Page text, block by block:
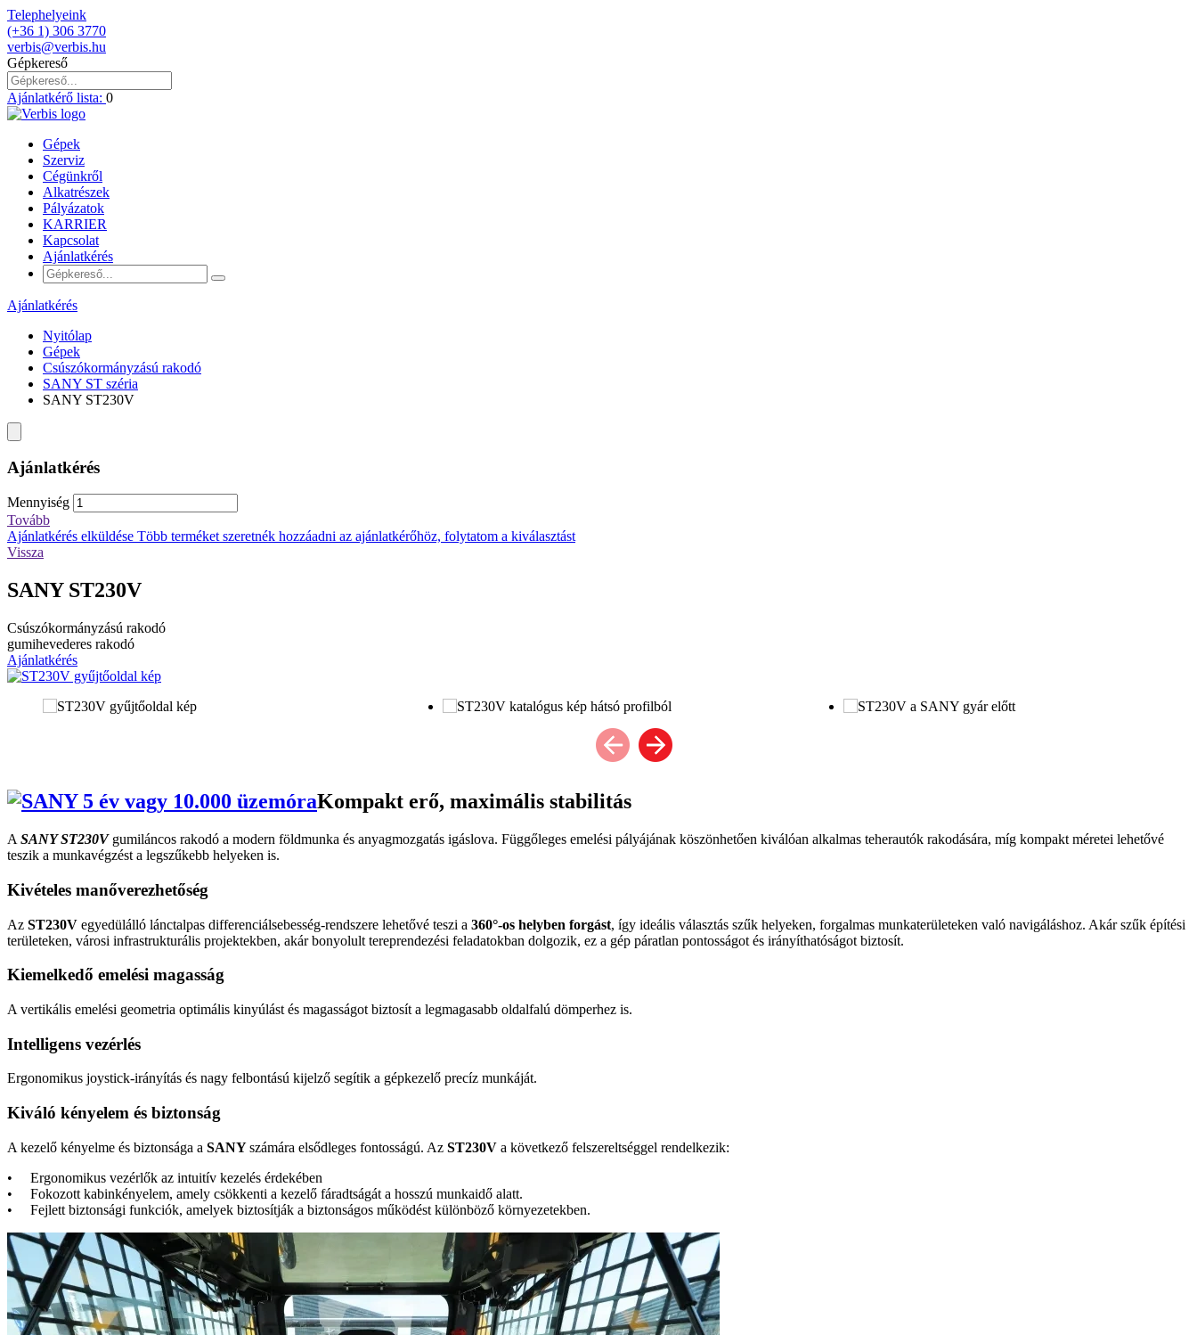
Telephelyeink
(+36 1) 306 3770
verbis@verbis.hu
Gépkereső
Ajánlatkérő lista: 0
Gépek
Szerviz
Cégünkről
Alkatrészek
Pályázatok
KARRIER
Kapcsolat
Ajánlatkérés
Ajánlatkérés
Nyitólap
Gépek
Csúszókormányzású rakodó
SANY ST széria
SANY ST230V
Ajánlatkérés
Mennyiség
Tovább
Ajánlatkérés elküldése Több terméket szeretnék hozzáadni az ajánlatkérőhöz, folytatom a kiválasztást
Vissza
SANY ST230V
Csúszókormányzású rakodó
gumihevederes rakodó
Ajánlatkérés
Kompakt erő, maximális stabilitás
A SANY ST230Vgumiláncos rakodó a modern földmunka és anyagmozgatás igáslova. Függőleges emelési pályájának köszönhetően kiválóan alkalmas teherautók rakodására, míg kompakt méretei lehetővé
teszik a munkavégzést a legszűkebb helyeken is.
Kivételes manőverezhetőség
Az ST230V egyedülálló lánctalpas differenciálsebesség-rendszere lehetővé teszi a 360°-os helyben forgást, így ideális választás szűk helyeken, forgalmas munkaterületeken való navigáláshoz. Akár szűk építési
területeken, városi infrastrukturális projektekben, akár bonyolult tereprendezési feladatokban dolgozik, ez a gép páratlan pontosságot és irányíthatóságot biztosít.
Kiemelkedő emelési magasság
A vertikális emelési geometria optimális kinyúlást és magasságot biztosít a legmagasabb oldalfalú dömperhez is.
Intelligens vezérlés
Ergonomikus joystick-irányítás és nagy felbontású kijelző segítik a gépkezelő precíz munkáját.
Kiváló kényelem és biztonság
A kezelő kényelme és biztonsága a SANYszámára elsődleges fontosságú. Az ST230V a következő felszereltséggel rendelkezik:
• Ergonomikus vezérlők az intuitív kezelés érdekében
• Fokozott kabinkényelem, amely csökkenti a kezelő fáradtságát a hosszú munkaidő alatt.
• Fejlett biztonsági funkciók, amelyek biztosítják a biztonságos működést különböző környezetekben.